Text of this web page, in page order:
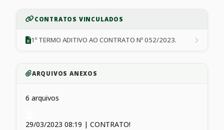
CONTRATOS VINCULADOS
1º TERMO ADITIVO AO CONTRATO Nº 052/2023.
ARQUIVOS ANEXOS
6 arquivos
29/03/2023 08:19 | CONTRATO!